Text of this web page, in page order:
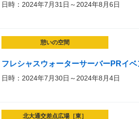
日時：2024年7月31日～2024年8月6日
憩いの空間
フレシャスウォーターサーバーPRイベ
日時：2024年7月30日～2024年8月4日
北大通交差点広場［東］